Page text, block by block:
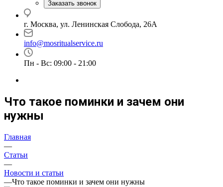
Заказать звонок
г. Москва, ул. Ленинская Слобода, 26А
info@mosritualservice.ru
Пн - Вс: 09:00 - 21:00
Что такое поминки и зачем они
нужны
Главная
—
Статьи
—
Новости и статьи
—Что такое поминки и зачем они нужны